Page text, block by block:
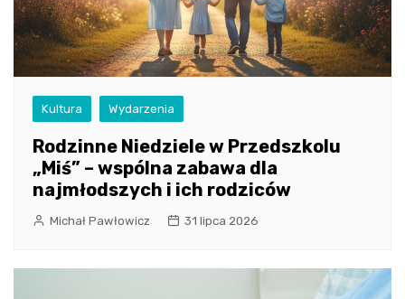
Kultura Wydarzenia
Rodzinne Niedziele w Przedszkolu
„Miś” – wspólna zabawa dla
najmłodszych i ich rodziców
Michał Pawłowicz 31 lipca 2026